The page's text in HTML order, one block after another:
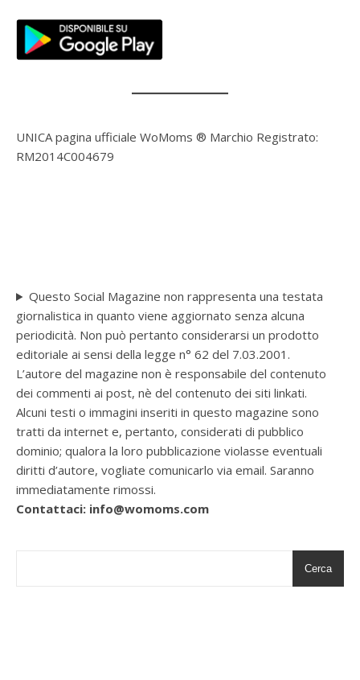
UNICA pagina ufficiale WoMoms ® Marchio Registrato:
RM2014C004679
Questo Social Magazine non rappresenta una testata
giornalistica in quanto viene aggiornato senza alcuna
periodicità. Non può pertanto considerarsi un prodotto
editoriale ai sensi della legge n° 62 del 7.03.2001.
L’autore del magazine non è responsabile del contenuto
dei commenti ai post, nè del contenuto dei siti linkati.
Alcuni testi o immagini inseriti in questo magazine sono
tratti da internet e, pertanto, considerati di pubblico
dominio; qualora la loro pubblicazione violasse eventuali
diritti d’autore, vogliate comunicarlo via email. Saranno
immediatamente rimossi.
Contattaci: info@womoms.com
Cerca